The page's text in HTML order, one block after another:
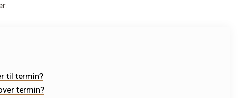
til termin?
termin?